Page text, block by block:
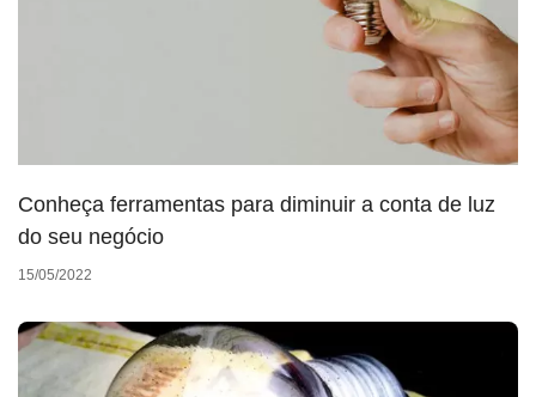
Conheça ferramentas para diminuir a conta de luz
do seu negócio
15/05/2022